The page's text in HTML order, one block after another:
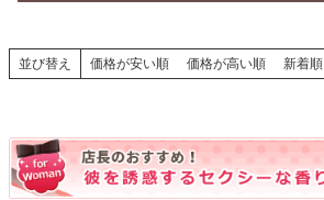
並び替え 価格が安い順 価格が高い順 新着順